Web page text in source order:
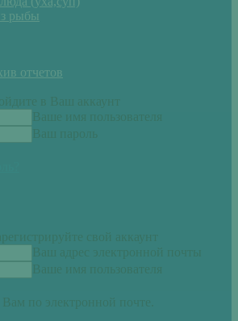
рыбы
отчетов
в Ваш аккаунт
Ваше имя пользователя
Ваш пароль
свой аккаунт
Ваш адрес электронной почты
Ваше имя пользователя
по электронной почте.